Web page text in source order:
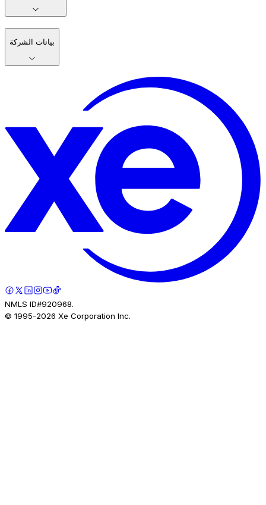
بيانات الشركة
NMLS ID#920968.
© 1995-2026 Xe Corporation Inc.